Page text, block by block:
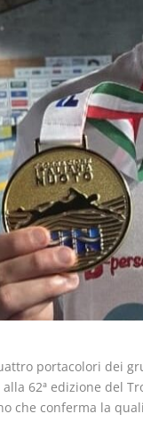
portacolori dei
62ª edizione del
che conferma la